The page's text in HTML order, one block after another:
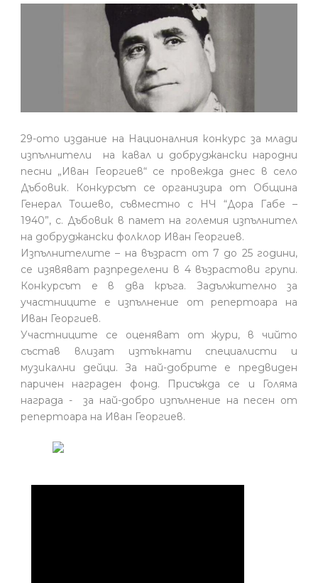
29-ото издание на Националния конкурс за млади
изпълнители на кавал и добруджански народни
песни „Иван Георгиев“ се провежда днес в село
Дъбовик. Конкурсът се организира от Община
Генерал Тошево, съвместно с НЧ “Дора Габе –
1940”, с. Дъбовик в памет на големия изпълнител
на добруджански фолклор Иван Георгиев.
Изпълнителите – на възраст от 7 до 25 години,
се изявяват разпределени в 4 възрастови групи.
Конкурсът е в два кръга. Задължително за
участниците е изпълнение от репертоара на
Иван Георгиев.
Участниците се оценяват от жури, в чийто
състав влизат изтъкнати специалисти и
музикални дейци. За най-добрите е предвиден
паричен награден фонд. Присъжда се и Голяма
награда - за най-добро изпълнение на песен от
репертоара на Иван Георгиев.